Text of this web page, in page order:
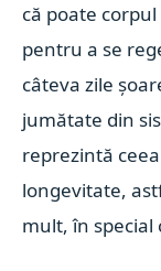
că poate
pentru a se
câteva zile
jumătate din
reprezintă
longevitate,
mult, în special